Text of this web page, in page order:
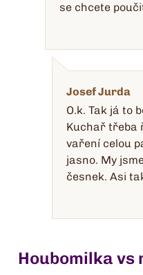
se chcete
Josef Jurda
O.k. Tak já to
Kuchař třeba
vaření celou
jasno. My
česnek. Asi
Houbomilka vs